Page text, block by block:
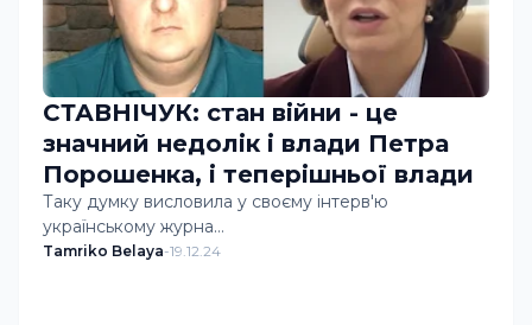
СТАВНІЧУК: стан війни - це
значний недолік і влади Петра
Порошенка, і теперішньої влади
Таку думку висловила у своєму інтерв'ю
українському журна…
Tamriko Belaya-19.12.24